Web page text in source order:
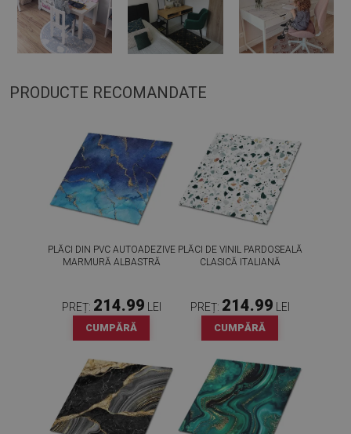
PRODUCTE RECOMANDATE
PLĂCI DIN PVC AUTOADEZIVE
MARMURĂ ALBASTRĂ
PREȚ: 214.99 LEI
CUMPĂRĂ
PLĂCI DE VINIL PARDOSEALĂ
CLASICĂ ITALIANĂ
PREȚ: 214.99 LEI
CUMPĂRĂ